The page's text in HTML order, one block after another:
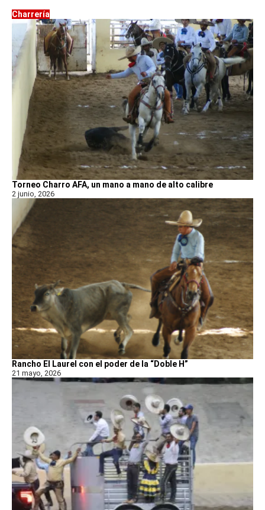
Charrería
Torneo Charro AFA, un mano a mano de alto calibre
2 junio, 2026
Rancho El Laurel con el poder de la “Doble H”
21 mayo, 2026